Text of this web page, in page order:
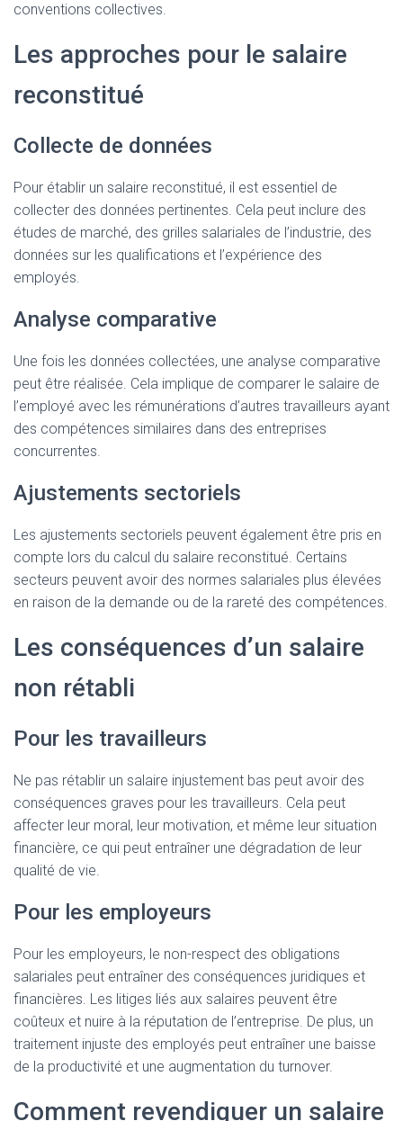
conventions collectives.
Les approches pour le salaire
reconstitué
Collecte de données
Pour établir un salaire reconstitué, il est essentiel de
collecter des données pertinentes. Cela peut inclure des
études de marché, des grilles salariales de l’industrie, des
données sur les qualifications et l’expérience des
employés.
Analyse comparative
Une fois les données collectées, une analyse comparative
peut être réalisée. Cela implique de comparer le salaire de
l’employé avec les rémunérations d’autres travailleurs ayant
des compétences similaires dans des entreprises
concurrentes.
Ajustements sectoriels
Les ajustements sectoriels peuvent également être pris en
compte lors du calcul du salaire reconstitué. Certains
secteurs peuvent avoir des normes salariales plus élevées
en raison de la demande ou de la rareté des compétences.
Les conséquences d’un salaire
non rétabli
Pour les travailleurs
Ne pas rétablir un salaire injustement bas peut avoir des
conséquences graves pour les travailleurs. Cela peut
affecter leur moral, leur motivation, et même leur situation
financière, ce qui peut entraîner une dégradation de leur
qualité de vie.
Pour les employeurs
Pour les employeurs, le non-respect des obligations
salariales peut entraîner des conséquences juridiques et
financières. Les litiges liés aux salaires peuvent être
coûteux et nuire à la réputation de l’entreprise. De plus, un
traitement injuste des employés peut entraîner une baisse
de la productivité et une augmentation du turnover.
Comment revendiquer un salaire